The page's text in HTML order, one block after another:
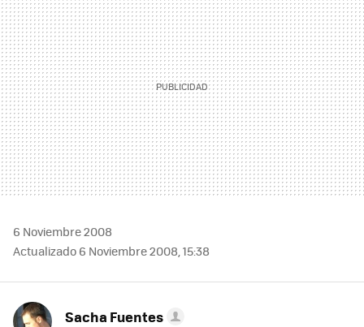
6 Noviembre 2008
Actualizado 6 Noviembre 2008, 15:38
Sacha Fuentes